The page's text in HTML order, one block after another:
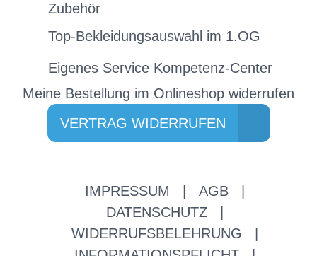
Zubehör
Top-Bekleidungsauswahl im 1.OG
Eigenes Service Kompetenz-Center
Meine Bestellung im Onlineshop widerrufen
VERTRAG WIDERRUFEN
IMPRESSUM AGB
DATENSCHUTZ
WIDERRUFSBELEHRUNG